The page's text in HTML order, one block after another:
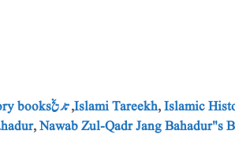
Islami Tareekh,Islamic
,تاریخ History books
,Nawab Zul-Qadr Jang Bahadur"s